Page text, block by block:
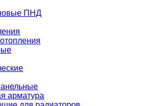
ПНД
арматура